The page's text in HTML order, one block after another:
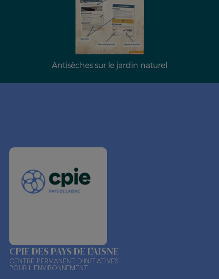
Antisèches sur le jardin naturel
CPIE DES PAYS DE L'AISNE
CENTRE PERMANENT D'INITIATIVES
POUR L'ENVIRONNEMENT